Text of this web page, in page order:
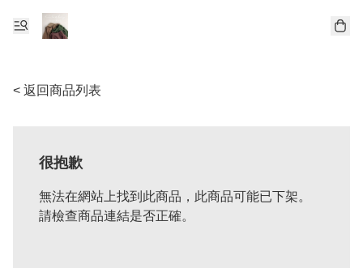
< 返回商品列表
很抱歉
無法在網站上找到此商品，此商品可能已下架。
請檢查商品連結是否正確。